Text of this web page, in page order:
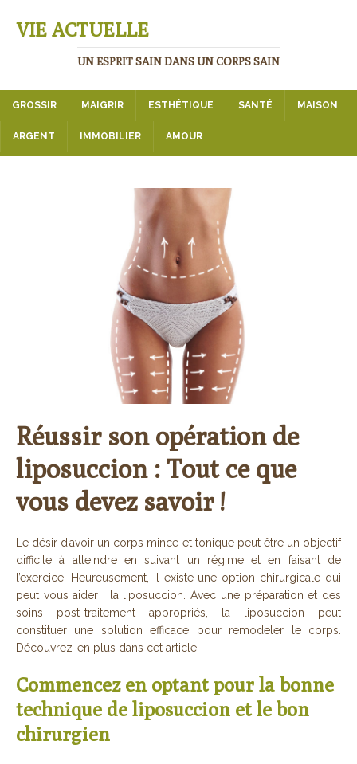
VIE ACTUELLE
UN ESPRIT SAIN DANS UN CORPS SAIN
GROSSIR MAIGRIR ESTHÉTIQUE SANTÉ MAISON
ARGENT IMMOBILIER AMOUR
Réussir son opération de
liposuccion : Tout ce que
vous devez savoir !
Le désir d’avoir un corps mince et tonique peut être un objectif
difficile à atteindre en suivant un régime et en faisant de
l’exercice. Heureusement, il existe une option chirurgicale qui
peut vous aider : la liposuccion. Avec une préparation et des
soins post-traitement appropriés, la liposuccion peut
constituer une solution efficace pour remodeler le corps.
Découvrez-en plus dans cet article.
Commencez en optant pour la bonne
technique de liposuccion et le bon
chirurgien